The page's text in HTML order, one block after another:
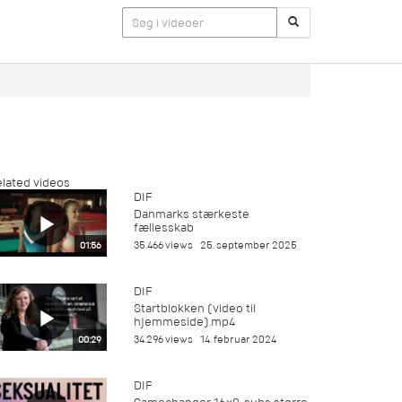
videos
01:56
DIF
Danmarks stærkeste
fællesskab
35.466 views 25. september 2025
00:29
DIF
Startblokken (video til
hjemmeside).mp4
34.296 views 14. februar 2024
DIF